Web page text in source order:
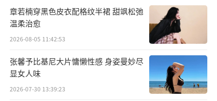
之前，依依的姐姐还说希望他们两人好聚
好散，可如今却突然态度大变，在网上疯狂发
文攻击石凯，各种不实指责。还晒出一些所谓
的“证据”，但那些证据，要么是剪辑过的，
要么就是断章取义。石凯一直都念着往日的情
分，不想把事情闹大，可换来的却是变本加厉
章若楠穿黑色皮衣配格纹半裙 甜飒松弛
温柔治愈
2026-08-05 11:42:53
张馨予比基尼大片慵懒性感 身姿曼妙尽
显女人味
2026-07-30 13:39:23